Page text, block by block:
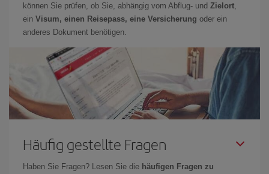
können Sie prüfen, ob Sie, abhängig vom Abflug- und Zielort
ein Visum, einen Reisepass, eine Versicherung oder ein
anderes Dokument benötigen.
Häufig gestellte Fragen
Haben Sie Fragen? Lesen Sie die häufigen Fragen zu